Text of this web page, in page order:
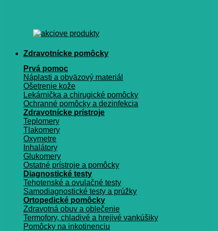
Zdravotnícke pomôcky
Prvá pomoc
Náplasti a obväzový materiál
Ošetrenie kože
Lekárnička a chirugické pomôcky
Ochranné pomôcky a dezinfekcia
Zdravotnícke prístroje
Teplomery
Tlakomery
Oxymetre
Inhalátory
Glukomery
Ostatné prístroje a pomôcky
Diagnostické testy
Tehotenské a ovulačné testy
Samodiagnostické testy a prúžky
Ortopedické pomôcky
Zdravotná obuv a oblečenie
Termofory, chladivé a hrejivé vankúšiky
Pomôcky na inkotinenciu